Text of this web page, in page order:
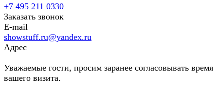
+7 495 211 0330
Заказать звонок
E-mail
showstuff.ru@yandex.ru
Адрес
Уважаемые гости, просим заранее согласовывать время
вашего визита.